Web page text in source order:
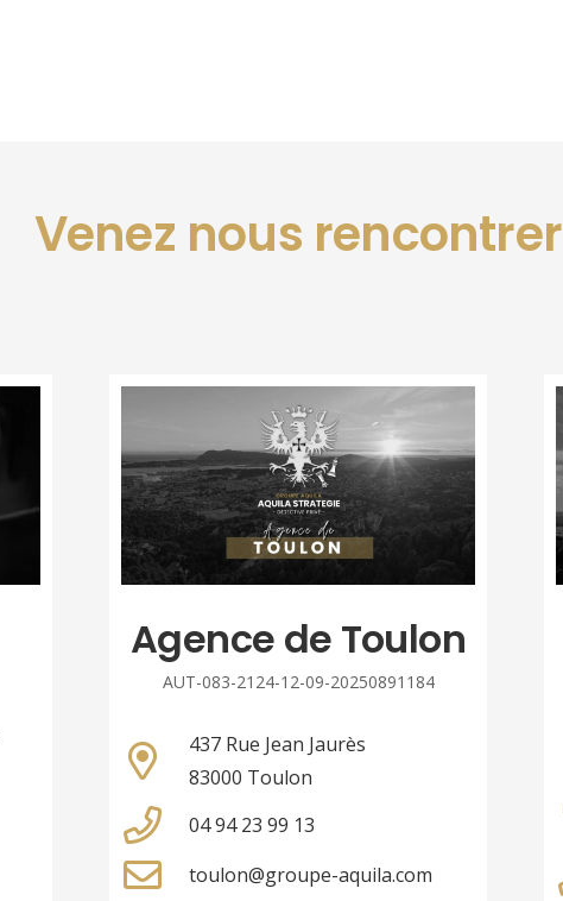
Venez nous rencontrer
Agence de Toulon
AUT-083-2124-12-09-20250891184
437 Rue Jean Jaurès
83000 Toulon
04 94 23 99 13
toulon@groupe-aquila.com